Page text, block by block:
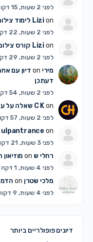
לפני 2 שעות, 15 דקות
Lizion לימוד
לפני 2 שעות, 22 דקות
Lizion קורס
לפני 2 שעות, 29 דקות
מירי
דיון עם
דעתכן
לפני 2 שעות, 54 דקות
C Kon שאלה על
לפני 2 שעות, 57 דקות
ulpantrance on
לפני 3 שעות, 21 דקות
רחלי ש
לפני 4 שעות, 1 דקה
מלכי שטרן
לפני 4 שעות, 9 דקות
דיונים פופולריים ביותר